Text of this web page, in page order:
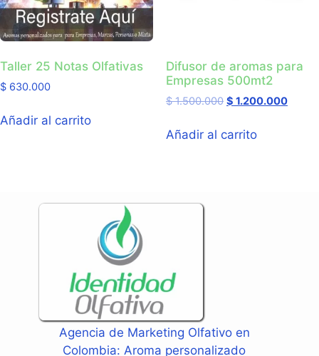
Taller 25 Notas Olfativas
$ 630.000
Añadir al carrito
Difusor de aromas para
Empresas 500mt2
$1.500.000 $ 1.200.000
Añadir al carrito
Agencia de Marketing Olfativo en
Colombia: Aroma personalizado